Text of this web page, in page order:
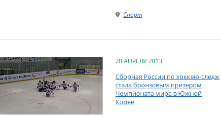
Спорт
20 АПРЕЛЯ 2013
Сборная России по хоккею-следж
стала бронзовым призером
Чемпионата мира в Южной
Корее